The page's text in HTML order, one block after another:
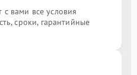
вами все условия
сроки, гарантийные